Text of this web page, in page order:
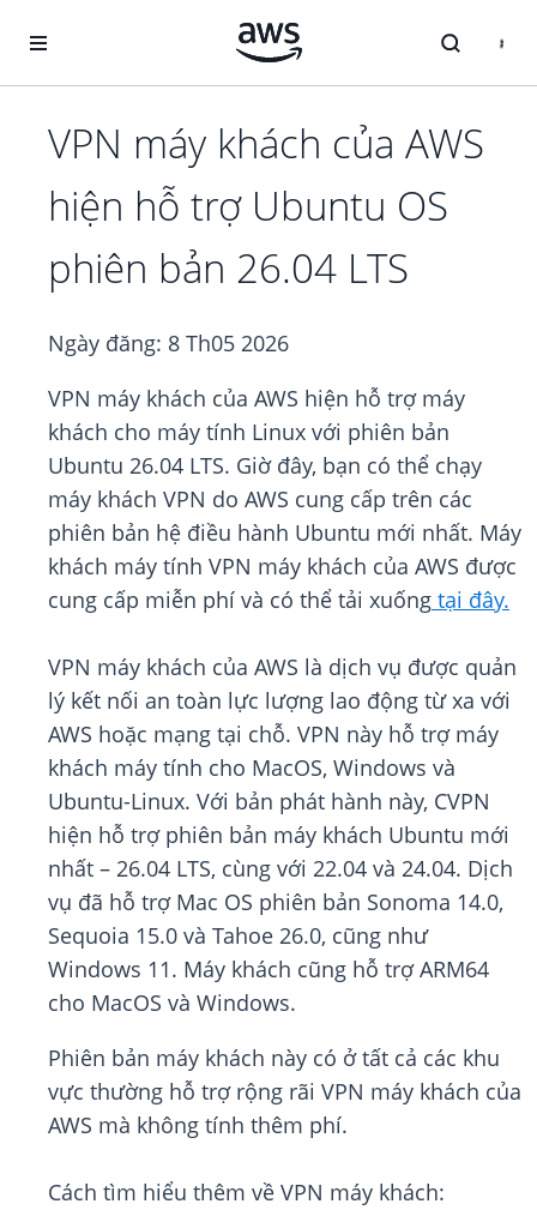
VPN máy khách của AWS
hiện hỗ trợ Ubuntu OS
phiên bản 26.04 LTS
Ngày đăng: 8 Th05 2026
VPN máy khách của AWS hiện hỗ trợ máy
khách cho máy tính Linux với phiên bản
Ubuntu 26.04 LTS. Giờ đây, bạn có thể chạy
máy khách VPN do AWS cung cấp trên các
phiên bản hệ điều hành Ubuntu mới nhất. Máy
khách máy tính VPN máy khách của AWS được
cung cấp miễn phí và có thể tải xuống tại đây.
VPN máy khách của AWS là dịch vụ được quản
lý kết nối an toàn lực lượng lao động từ xa với
AWS hoặc mạng tại chỗ. VPN này hỗ trợ máy
khách máy tính cho MacOS, Windows và
Ubuntu-Linux. Với bản phát hành này, CVPN
hiện hỗ trợ phiên bản máy khách Ubuntu mới
nhất – 26.04 LTS, cùng với 22.04 và 24.04. Dịch
vụ đã hỗ trợ Mac OS phiên bản Sonoma 14.0,
Sequoia 15.0 và Tahoe 26.0, cũng như
Windows 11. Máy khách cũng hỗ trợ ARM64
cho MacOS và Windows.
Phiên bản máy khách này có ở tất cả các khu
vực thường hỗ trợ rộng rãi VPN máy khách của
AWS mà không tính thêm phí.
Cách tìm hiểu thêm về VPN máy khách: